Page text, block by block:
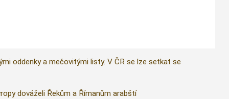
oddenky a mečovitými listy. V ČR se lze setkat se
dováželi Řekům a Římanům arabští